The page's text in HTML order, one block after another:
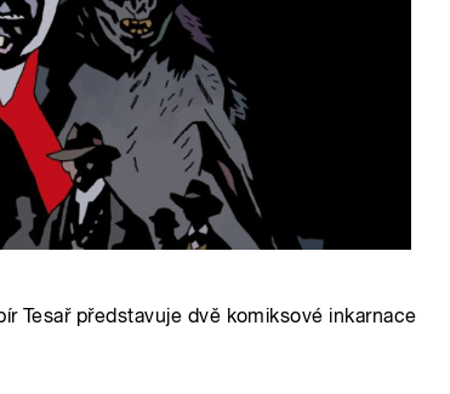
Tesař představuje dvě komiksové inkarnace